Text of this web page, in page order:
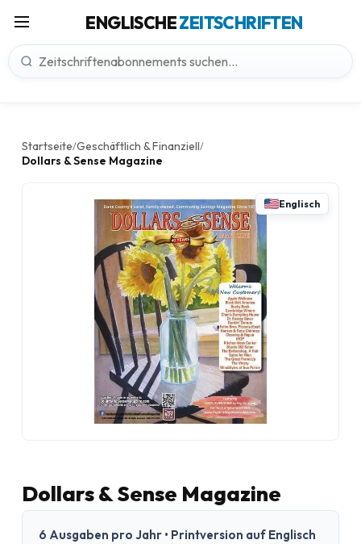
ENGLISCHEZEITSCHRIFTEN
Startseite/Geschäftlich & Finanziell/
Dollars & Sense Magazine
Englisch
Dollars & Sense Magazine
6 Ausgaben pro Jahr • Printversion auf Englisch